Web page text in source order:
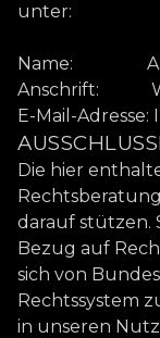
unter:
Name:
Anschrift:
E-Mail-Adresse:
Die hier
darauf stützen.
Bezug auf
sich von
Rechtssystem
in unseren